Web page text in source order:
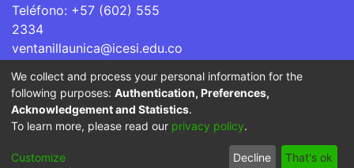
Teléfono: +57 (602) 555
2334
ventanillaunica@icesi.edu.co
La Universidad Icesi es una Institución de Educación
Superior que se encuentra sujeta a inspección y vigilancia
por parte del Ministerio de Educación Nacional.
Cookie
End User
Send
We collect and process your personal information for the
following purposes: Authentication, Preferences,
Acknowledgement and Statistics.
To learn more, please read our privacy policy.
Customize Decline That's ok